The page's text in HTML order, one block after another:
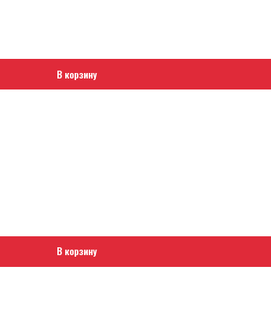
В корзину
В корзину